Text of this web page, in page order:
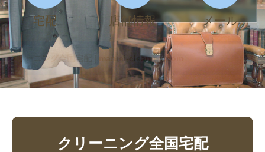
宅配 店舗情報 メール
クリーニング全国宅配 | maruei-cleaning.com
クリーニング全国宅配